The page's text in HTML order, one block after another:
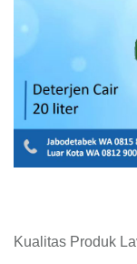
Kualitas Produk